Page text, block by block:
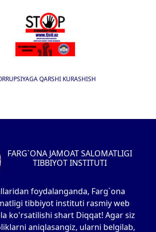
QARSHI KURASHISH
FARG`ONA JAMOAT SALOMATLIGI
TIBBIYOT INSTITUTI
foydalanganda, Farg`ona
tibbiyot instituti rasmiy web
ko'rsatilishi shart Diqqat! Agar siz
aniqlasangiz, ularni belgilab,